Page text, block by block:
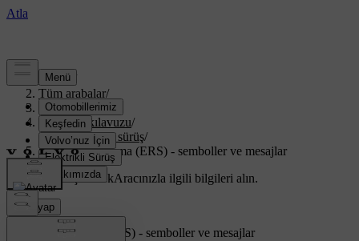
Destek
Tüm arabalar/
XC70 2016/
Kullanıcı kılavuzu/
Çalıştırma ve sürüş/
Uzaktan çalıştırma (ERS) - semboller ve mesajlar
Özelleştirilmiş destekAracınızla ilgili bilgileri alın.
Giriş yap
Uzaktan çalıştırma (ERS) - semboller ve mesajlar